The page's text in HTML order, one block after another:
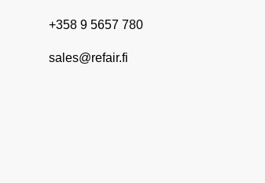
+358 9 5657 780
sales@refair.fi